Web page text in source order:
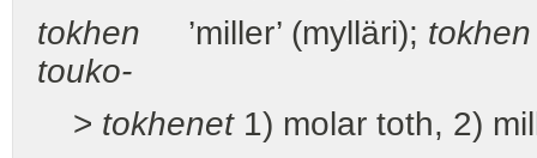
tokhen ’miller’ (mylläri); tokhen
touko-
> tokhenet1) molar toth, 2)